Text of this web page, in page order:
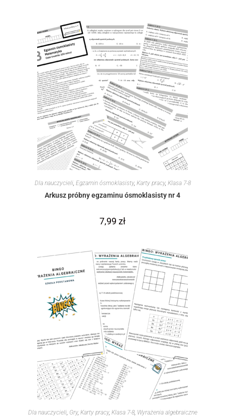
Dla nauczycieli, Egzamin ósmoklasisty, Karty pracy, Klasa 7-8
Arkusz próbny egzaminu ósmoklasisty nr 4
7,99 zł
Dla nauczycieli, Gry, Karty pracy, Klasa 7-8, Wyrażenia algebraiczne